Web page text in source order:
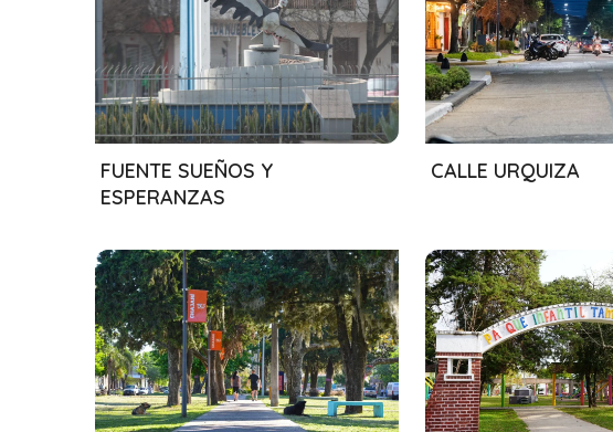
01/08/2024
FUENTE SUEÑOS Y
ESPERANZAS
01/08/2024
CALLE URQUIZA